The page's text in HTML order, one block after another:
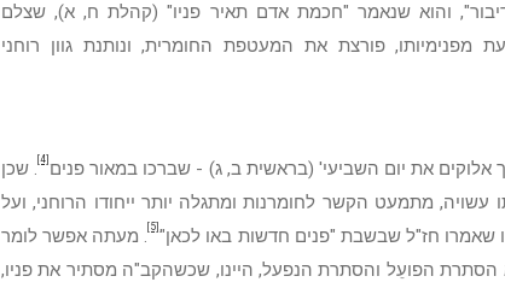
והוא שנאמר "חכמת אדם תאיר פניו" (קהלת ח, א), שצלם
מפנימיותו, פורצת את המעטפת החומרית, ונותנת גוון רוחני
אלוקים את יום השביעי' (בראשית ב, ג) - שברכו במאור פנים [4]. שכן
מתמעט הקשר לחומרנות ומתגלה יותר ייחודו הרוחני, ועל
שאמרו חז"ל שבשבת "פנים חדשות באו לכאן"[5]. מעתה אפשר לומר
הפועֵל והסתרת הנפעל, היינו, שכשהקב"ה מסתיר את פניו,